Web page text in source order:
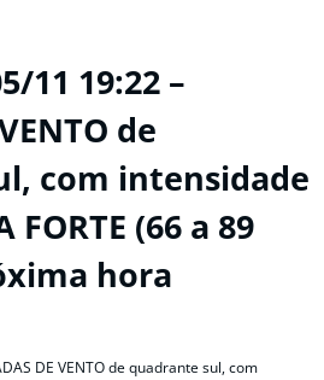
11 19:22 –
de
com intensidade
FORTE (66 a 89
hora
DE VENTO de quadrante sul, com